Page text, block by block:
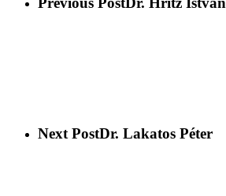
Next PostDr. Lakatos Péter